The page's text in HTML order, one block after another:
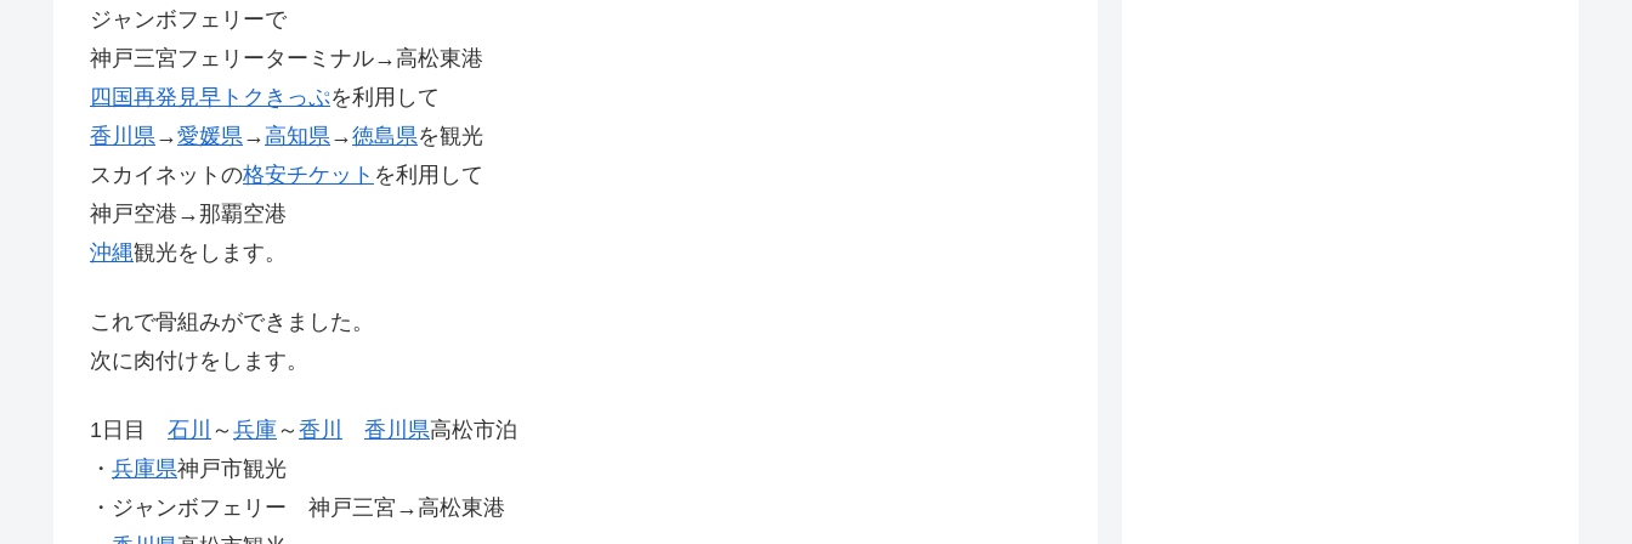
ジャンボフェリーで
神戸三宮フェリーターミナル→高松東港
四国再発見早トクきっぷを利用して
香川県 →愛媛県 → 高知県 →徳島県を観光
スカイネットの格安チケット を利用して
神戸空港→那覇空港
沖縄観光をします。
これで骨組みができました。
次に肉付けをします。
1日目 石川 ～ 兵庫～ 香川 香川県高松市泊
・ 兵庫県神戸市観光
・ジャンボフェリー 神戸三宮→高松東港